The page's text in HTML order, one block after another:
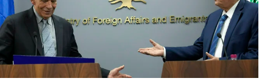
wahrheit
verlag
verlag